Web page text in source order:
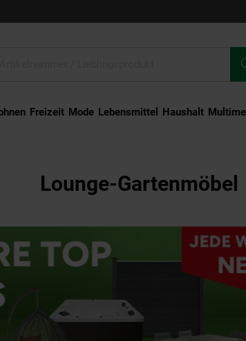
Freizeit Mode Lebensmittel Haushalt
Lounge-Gartenmöbel